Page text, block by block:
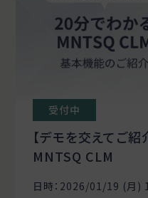
受付中
【デモを交えてご
MNTSQ CLM
日時：2026/01/19 (月